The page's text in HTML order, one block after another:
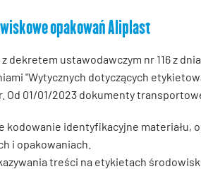
opakowań Aliplast
dekretem ustawodawczym nr 116 z
"Wytycznych dotyczących
Od 01/01/2023 dokumenty
kodowanie identyfikacyjne materiału,
i opakowaniach.
treści na etykietach